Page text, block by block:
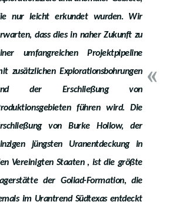
nur leicht erkundet wurden. Wir
dass dies in naher Zukunft zu
umfangreichen Projektpipeline
zusätzlichen Explorationsbohrungen
der Erschließung von
führen wird. Die
von Burke Hollow, der
jüngsten Uranentdeckung in
Vereinigten Staaten , ist die größte
der Goliad-Formation, die
im Urantrend Südtexas entdeckt